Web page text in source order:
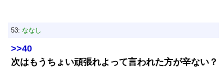
53: ななし
>>40
次はもうちょい頑張れよって言われた方が辛ない？